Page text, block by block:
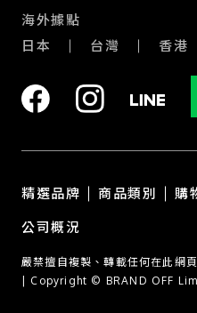
聯絡我們
海外據點
日本
台灣 香港
精選品牌 商品類別 購
公司概況
嚴禁擅自複製、轉載任何在此網
| Copyright © BRAND OFF